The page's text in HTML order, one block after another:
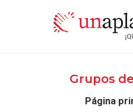
Grupos
Página